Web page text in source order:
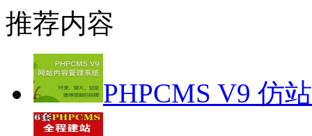
推荐内容
PHPCMS V9 仿